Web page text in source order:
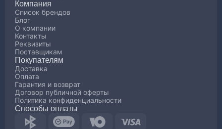
Компания
Список брендов
Блог
О компании
Контакты
Реквизиты
Поставщикам
Покупателям
Доставка
Оплата
Гарантия и возврат
Договор публичной оферты
Политика конфиденциальности
Способы оплаты